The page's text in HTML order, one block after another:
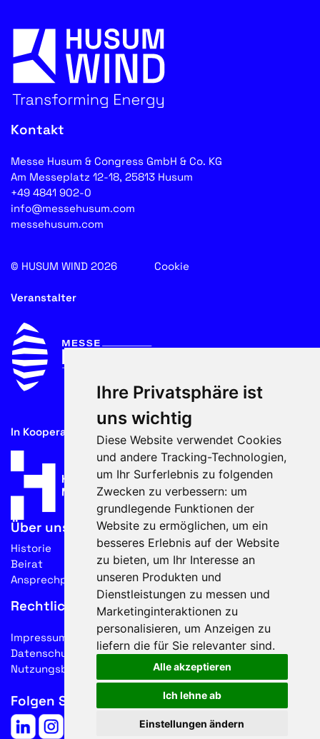
Ihre Privatsphäre ist
uns wichtig
Diese Website verwendet Cookies
und andere Tracking-Technologien,
um Ihr Surferlebnis zu folgenden
Zwecken zu verbessern: um
grundlegende Funktionen der
Website zu ermöglichen, um ein
besseres Erlebnis auf der Website
zu bieten, um Ihr Interesse an
unseren Produkten und
Dienstleistungen zu messen und
Marketinginteraktionen zu
personalisieren, um Anzeigen zu
liefern die für Sie relevanter sind.
Alle akzeptieren
Ich lehne ab
Einstellungen ändern
Kontakt
Messe Husum & Congress GmbH & Co. KG
Am Messeplatz 12-18, 25813 Husum
+49 4841 902-0
info@messehusum.com
messehusum.com
© HUSUM WIND 2026 Cookie
Veranstalter
In Kooperation mit
Über uns
Historie
Beirat
Ansprechpartner
Rechtliches
Impressum
Datenschutz
Nutzungsbedingungen
Folgen Sie uns auf Social Media